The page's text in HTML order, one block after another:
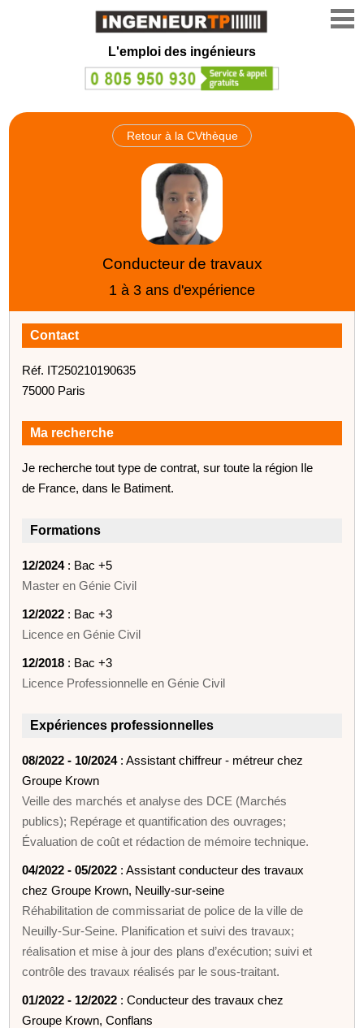
L'emploi des ingénieurs
Retour à la CVthèque
Conducteur de travaux
1 à 3 ans d'expérience
Contact
Réf. IT250210190635
75000 Paris
Ma recherche
Je recherche tout type de contrat, sur toute la région Ile
de France, dans le Batiment.
Formations
12/2024: Bac +5
Master en Génie Civil
12/2022 : Bac +3
Licence en Génie Civil
12/2018 : Bac +3
Licence Professionnelle en Génie Civil
Expériences professionnelles
08/2022 - 10/2024: Assistant chiffreur - métreur chez
Groupe Krown
Veille des marchés et analyse des DCE (Marchés
publics); Repérage et quantification des ouvrages;
Évaluation de coût et rédaction de mémoire technique.
04/2022 - 05/2022 : Assistant conducteur des travaux
chez Groupe Krown, Neuilly-sur-seine
Réhabilitation de commissariat de police de la ville de
Neuilly-Sur-Seine. Planification et suivi des travaux;
réalisation et mise à jour des plans d’exécution; suivi et
contrôle des travaux réalisés par le sous-traitant.
01/2022 - 12/2022 : Conducteur des travaux chez
Groupe Krown, Conflans